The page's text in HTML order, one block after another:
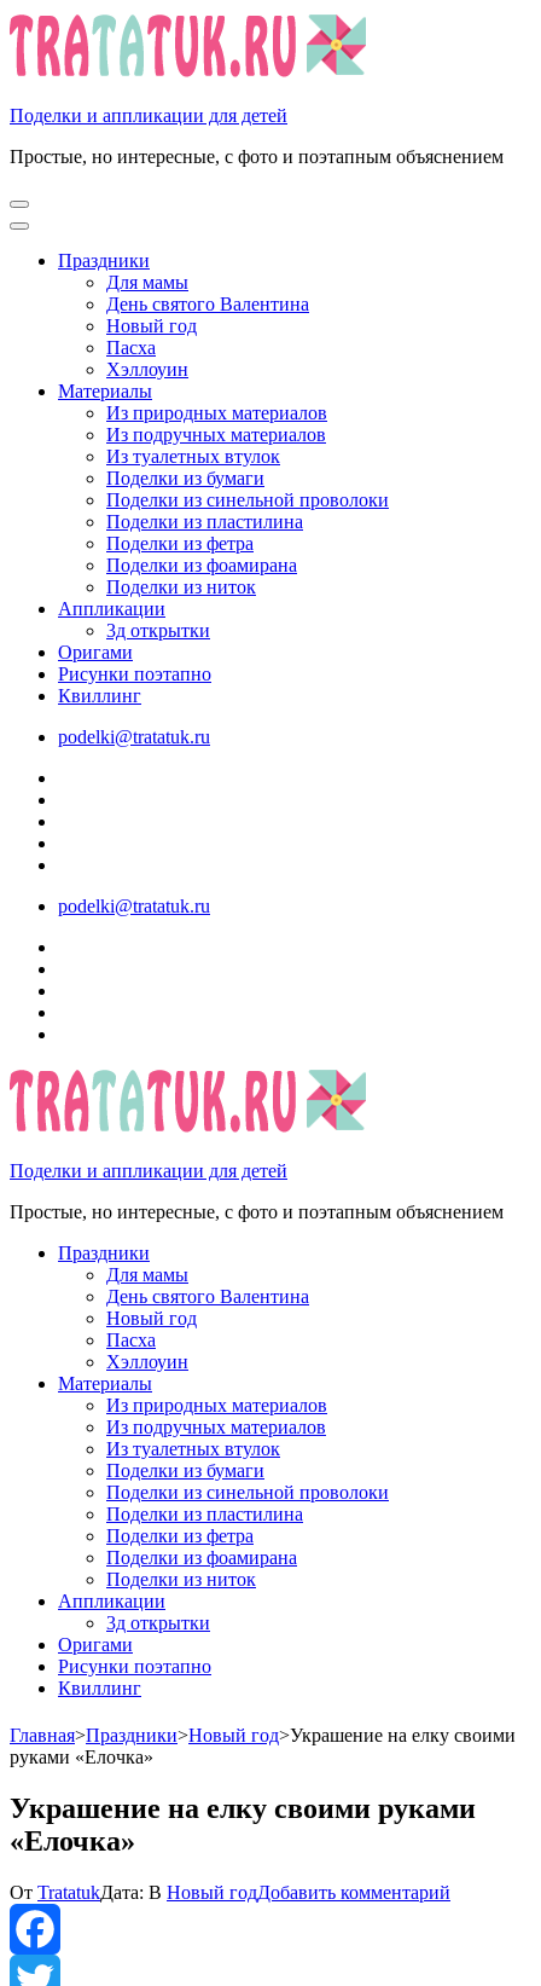
Перейти
к
содержимому
Enter)
Поделки и аппликации для детей
Простые, но интересные, с фото и поэтапным объяснением
Праздники
Для мамы
День святого Валентина
Новый год
Пасха
Хэллоуин
Материалы
Из природных материалов
Из подручных материалов
Из туалетных втулок
Поделки из бумаги
Поделки из синельной проволоки
Поделки из пластилина
Поделки из фетра
Поделки из фоамирана
Поделки из ниток
Аппликации
3д открытки
Оригами
Рисунки поэтапно
Квиллинг
podelki@tratatuk.ru
podelki@tratatuk.ru
Поделки и аппликации для детей
Простые, но интересные, с фото и поэтапным объяснением
Праздники
Для мамы
День святого Валентина
Новый год
Пасха
Хэллоуин
Материалы
Из природных материалов
Из подручных материалов
Из туалетных втулок
Поделки из бумаги
Поделки из синельной проволоки
Поделки из пластилина
Поделки из фетра
Поделки из фоамирана
Поделки из ниток
Аппликации
3д открытки
Оригами
Рисунки поэтапно
Квиллинг
Главная>Праздники>Новый год>Украшение на елку своими
руками «Елочка»
Украшение на елку своими руками
«Елочка»
От TratatukДата: В Новый годДобавить комментарий
Facebook